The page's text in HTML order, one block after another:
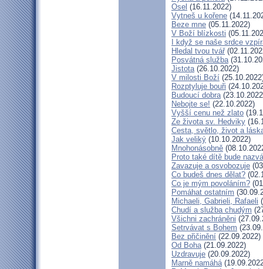
Osel (16.11.2022)
Vytneš u kořene
Beze mne (05.11.2022)
V Boží blízkosti
I když se naše srdce
Hledal tvou tvář
Posvátná služba
Jistota(26.10.2022)
V milosti Boží
Rozptyluje bouři
Budoucí dobra
Nebojte se! (22.10.2022)
Vyšší cenu než zlato
Ze života sv. Hedviky
Cesta, světlo, život a
Jak veliký (10.10.2022)
Mnohonásobně
Proto také dítě bude
Zavazuje a osvobozuje
Co budeš dnes dělat?
Co je mým povoláním?
Pomáhat ostatním
Michaeli, Gabrieli, Rafaeli
Chudí a služba chudým
Všichni zachráněni
Setrvávat s Bohem
Bez přičinění (22.09.2022)
Od Boha(21.09.2022)
Uzdravuje (20.09.2022)
Marně namáhá